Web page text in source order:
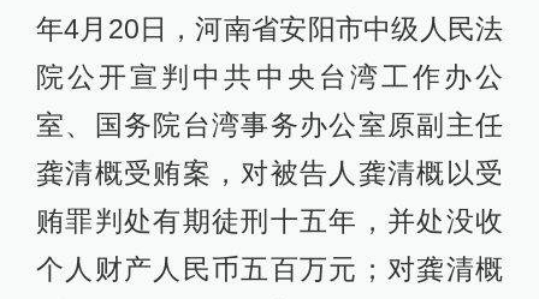
年4月20日，河南省安阳市中级人民法
院公开宣判中共中央台湾工作办公
室、国务院台湾事务办公室原副主任
龚清概受贿案，对被告人龚清概以受
贿罪判处有期徒刑十五年，并处没收
个人财产人民币五百万元；对龚清概